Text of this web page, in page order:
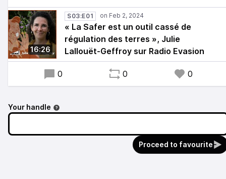
16:26
S03:E01
« La Safer est un outil cassé de
régulation des terres », Julie
Lallouët-Geffroy sur Radio Evasion
0 0 0
Your handle
Proceed to favourite